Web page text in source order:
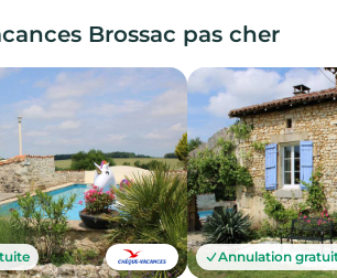
Brossac pas cher
Annulation